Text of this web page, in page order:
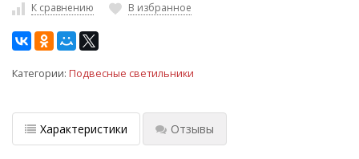
К сравнению В избранное
Категории: Подвесные светильники
Характеристики Отзывы